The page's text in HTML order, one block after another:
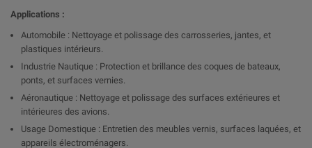
Applications :
Automobile : Nettoyage et polissage des carrosseries, jantes, et
plastiques intérieurs.
Industrie Nautique : Protection et brillance des coques de bateaux,
ponts, et surfaces vernies.
Aéronautique : Nettoyage et polissage des surfaces extérieures et
intérieures des avions.
Usage Domestique : Entretien des meubles vernis, surfaces laquées, et
appareils électroménagers.